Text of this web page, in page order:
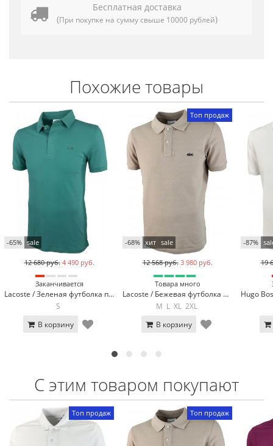
Бесплатная доставка
(При покупке на сумму свыше 10000 рублей)
Похожие товары
-65% sale
12 680 руб. 4 490 руб.
Заканчивается
Lacoste / Зеленая футболка поло Lacoste LC3-11
S
В корзину
Топ продаж
-68% хит sale
12 568 руб. 3 980 руб.
Товара много
Lacoste / Бежевая футболка поло Lacoste LC2-13
M L XL 2XL
В корзину
-87%
19
С этим товаром покупают
Топ продаж Топ продаж